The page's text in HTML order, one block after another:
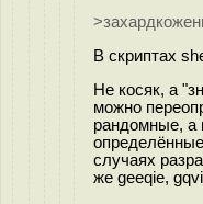
В скриптах
Не косяк, а
можно
рандомные, а
случаях
же geeqie,